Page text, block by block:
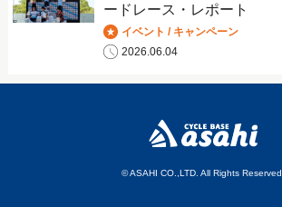
ードレース・レポート
イベント / キャンペーン
2026.06.04
© ASAHI CO.,LTD. All Rights Reserved.